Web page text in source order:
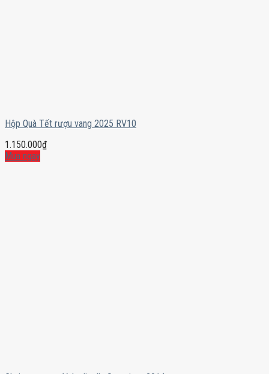
Hộp Quà Tết rượu vang 2025 RV10
1.150.000₫
Mua ngay